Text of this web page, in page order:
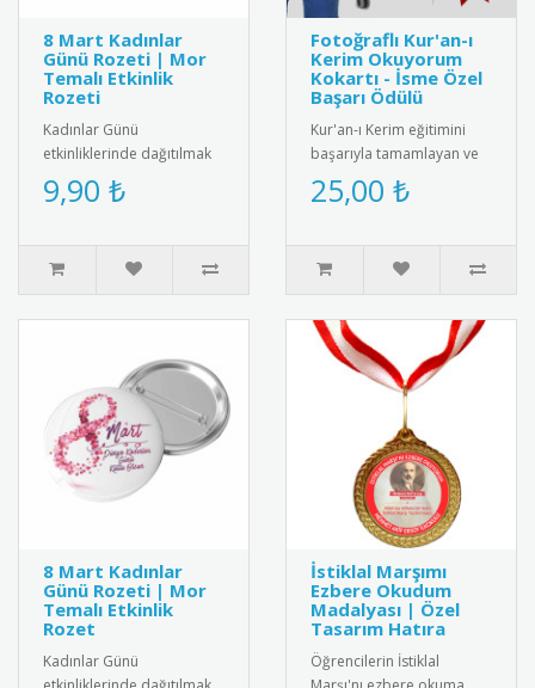
8 Mart Kadınlar
Günü Rozeti | Mor
Temalı Etkinlik
Rozeti
Kadınlar Günü
etkinliklerinde dağıtılmak
üzere özel olarak
tasarlanmış 8 Mart rozeti.
9,90 ₺
Fotoğraflı Kur'an-ı
Kerim Okuyorum
Kokartı - İsme Özel
Başarı Ödülü
Kur'an-ı Kerim eğitimini
başarıyla tamamlayan ve
Kur'an okumaya başlayan
öğrenciler için
25,00 ₺
8 Mart Kadınlar
Günü Rozeti | Mor
Temalı Etkinlik
Rozet
Kadınlar Günü
İstiklal Marşımı
Ezbere Okudum
Madalyası | Özel
Tasarım Hatıra
Öğrencilerin İstiklal